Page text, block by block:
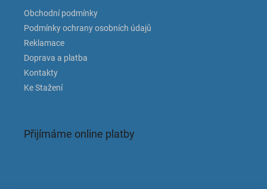
Obchodní podmínky
Podmínky ochrany osobních údajů
Reklamace
Doprava a platba
Kontakty
Ke Stažení
Přijímáme online platby